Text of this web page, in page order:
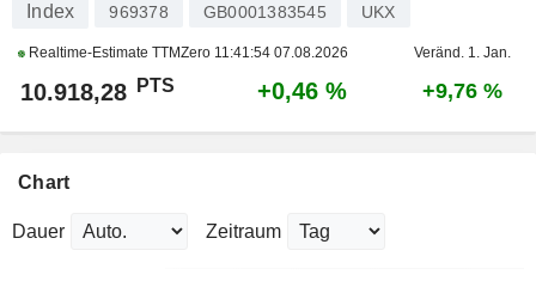
Index 969378 GB0001383545 UKX
Realtime-Estimate TTMZero 11:41:54 07.08.2026 Veränd. 1. Jan.
10.918,28 PTS +0,46 % +9,76 %
Chart
Dauer Zeitraum